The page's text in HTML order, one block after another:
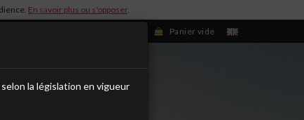
En savoir plus ou s'opposer.
Panier vide
la législation en vigueur